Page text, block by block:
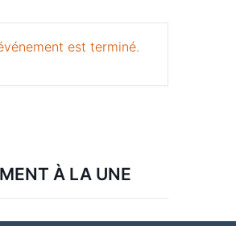
est terminé.
À LA UNE